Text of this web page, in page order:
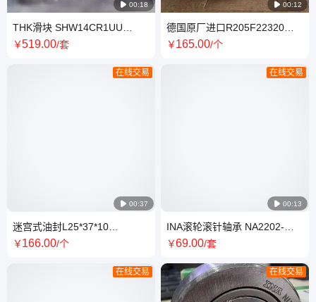
 00:18
THK滑块 SHW14CR1UU
SHW17CA1 带法兰 高负载 日
￥519.00/套
 00:37
在线交易
迷宫式油封L25*37*10
L20*28*10 德国原装GMN 高性
￥166.00/个
在线交易
 00:12
德国原厂进口R205F22320
R205A21320 力士乐滑块
￥165.00/个
 00:13
在线交易
INA滚轮滚针轴承 NA2202-
2RSR NA2204-2RSR 唇式密封
￥69.00/套
在线交易